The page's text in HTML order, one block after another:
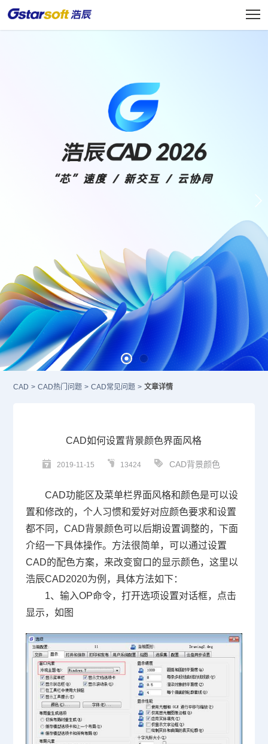
CAD > CAD热门问题 > CAD常见问题 > 文章详情
CAD如何设置背景颜色界面风格
2019-11-15 13424 CAD背景颜色
CAD功能区及菜单栏界面风格和颜色是可以设
置和修改的，个人习惯和爱好对应颜色要求和设置
都不同， CAD背景颜色可以后期设置调整的，下面
介绍一下具体操作。方法很简单，可以通过设置
CAD的配色方案，来改变窗口的显示颜色，这里以
浩辰CAD2020为例，具体方法如下：
1、输入OP命令，打开选项设置对话框，点击
显示，如图